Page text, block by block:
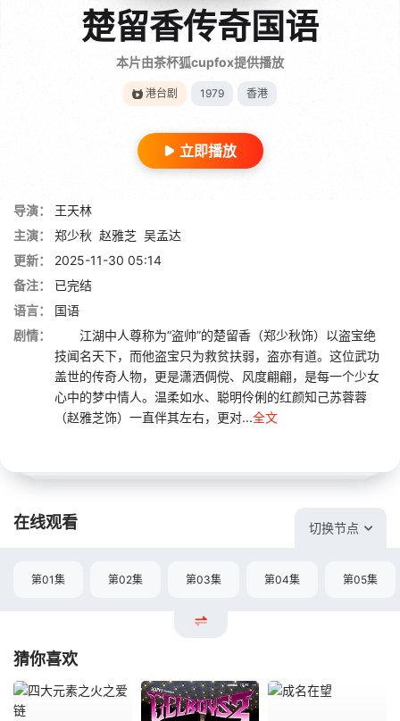
楚留香传奇国语
本片由茶杯狐cupfox提供播放
港台剧 1979 香港
立即播放
导演：
王天林
主演：
郑少秋 赵雅芝 吴孟达
更新：
2025-11-30 05:14
备注：
已完结
语言：
国语
剧情：
江湖中人尊称为“盗帅”的楚留香（郑少秋饰）以盗宝绝
技闻名天下，而他盗宝只为救贫扶弱，盗亦有道。这位武功
盖世的传奇人物，更是潇洒倜傥、风度翩翩，是每一个少女
心中的梦中情人。温柔如水、聪明伶俐的红颜知己苏蓉蓉
（赵雅芝饰）一直伴其左右，更对...全文
在线观看 切换节点
第01集 第02集 第03集 第04集 第05集
猜你喜欢